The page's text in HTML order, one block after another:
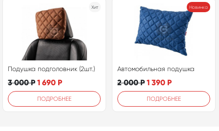
Хит
Подушка подголовник (2шт.)
3 000Р 1 690 Р
ПОДРОБНЕЕ
Новинка
Автомобильная подушка
2 000Р 1 390 Р
ПОДРОБНЕЕ